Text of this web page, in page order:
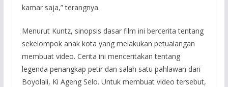
kamar saja,” terangnya.
Menurut Kuntz, sinopsis dasar film ini bercerita tentang
sekelompok anak kota yang melakukan petualangan
membuat video. Cerita ini menceritakan tentang
legenda penangkap petir dan salah satu pahlawan dari
Boyolali, Ki Ageng Selo. Untuk membuat video tersebut,